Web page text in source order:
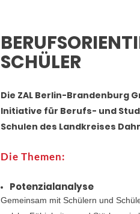
SCHÜLER
Die ZAL Berlin-Brandenburg
Initiative für Berufs- und
Schulen des Landkreises
Die Themen:
Potenzialanalyse
Gemeinsam mit Schülern und